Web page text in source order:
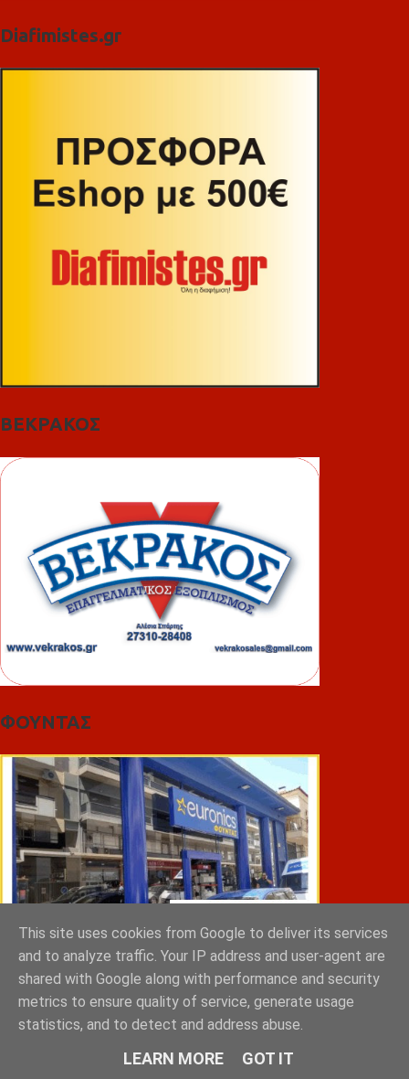
Diafimistes.gr
ΒΕΚΡΑΚΟΣ
ΦΟΥΝΤΑΣ
ΣΠΥΡΑΚΗΣ ΠΑΝΑΓΙΩΤΗΣ & YIOI ΣΠΑΡΤΗ
This site uses cookies from Google to deliver its services
and to analyze traffic. Your IP address and user-agent are
shared with Google along with performance and security
metrics to ensure quality of service, generate usage
statistics, and to detect and address abuse.
LEARN MORE GOT IT